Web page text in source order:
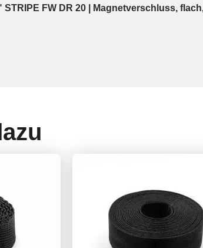
FW DR 20 | Magnetverschluss,